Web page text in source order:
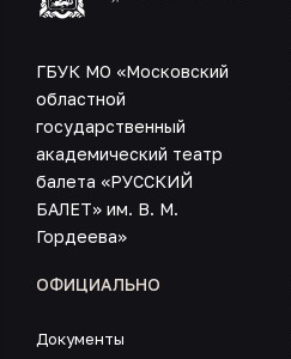
ГБУК МО «Московский
областной
государственный
академический театр
балета «РУССКИЙ
БАЛЕТ» им. В. М.
Гордеева»
ОФИЦИАЛЬНО
Документы